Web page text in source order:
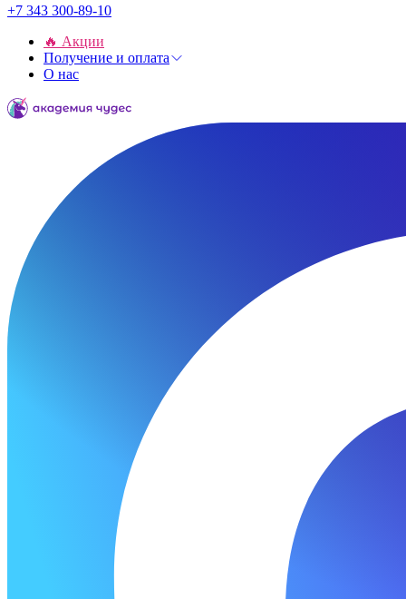
+7 343 300-89-10
🔥 Акции
Получение и оплата
О нас